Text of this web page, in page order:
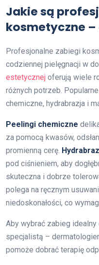
Jakie są
kosmetyczne
Profesjonalne zabiegi
codziennej pielęgnacji w
estetycznej oferują wiele
różnych potrzeb.
chemiczne, hydrabrazja i
Peelingi chemiczne
za pomocą kwasów,
promienną cerę.
pod ciśnieniem, aby
skuteczna i dobrze
polega na ręcznym
niedoskonałości, co
Aby wybrać zabieg
specjalistą –
pomoże dobrać terapię